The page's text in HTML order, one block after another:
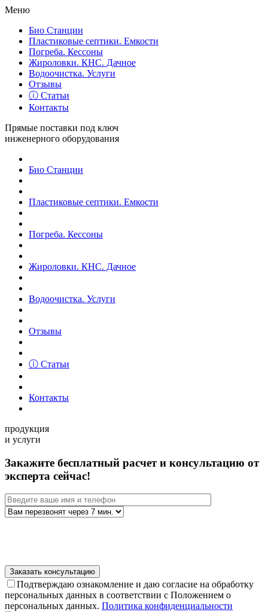
Меню
Био Станции
Пластиковые септики. Емкости
Погреба. Кессоны
Жироловки. КНС. Дачное
Водоочистка. Услуги
Отзывы
ⓘ Статьи
Контакты
Прямые поставки под ключ
инженерного оборудования
Био Станции
Пластиковые септики. Емкости
Погреба. Кессоны
Жироловки. КНС. Дачное
Водоочистка. Услуги
Отзывы
ⓘ Статьи
Контакты
продукция
и услуги
Закажите бесплатный расчет и консультацию от
эксперта сейчас!
Подтверждаю ознакомление и даю согласие на обработку
персональных данных в соответствии с Положением о
персональных данных. Политика конфиденциальности